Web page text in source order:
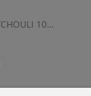
SATTVA TESTER DEODORANT PATCHOULI 10ML